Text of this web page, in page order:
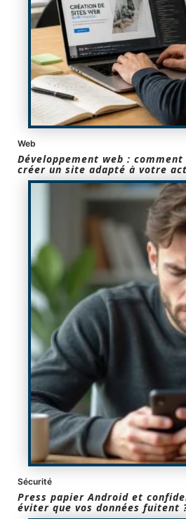
Web
Développement web :
créer un site adapté à votre
Sécurité
Press papier Android et
éviter que vos données fuitent